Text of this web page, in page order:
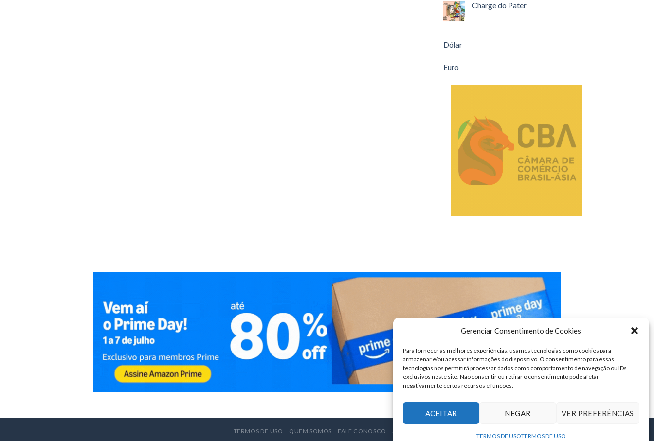
Gerenciar Consentimento de Cookies
Para fornecer as melhores experiências, usamos tecnologias como cookies para
armazenar e/ou acessar informações do dispositivo. O consentimento para essas
tecnologias nos permitirá processar dados como comportamento de navegação ou IDs
exclusivos neste site. Não consentir ou retirar o consentimento pode afetar
negativamente certos recursos e funções.
ACEITAR NEGAR VER PREFERÊNCIAS
TERMOS DE USOTERMOS DE USO
Charge do Pater
Dólar
Euro
TERMOS DE USO QUEM SOMOS FALE CONOSCO ANUNCIE